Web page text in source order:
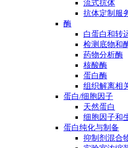
流式抗体
抗体定制服
酶
白蛋白和转
检测底物和
药物分析酶
核酸酶
蛋白酶
组织解离相
蛋白/细胞因子
天然蛋白
细胞因子和
蛋白纯化与制备
抑制剂混合